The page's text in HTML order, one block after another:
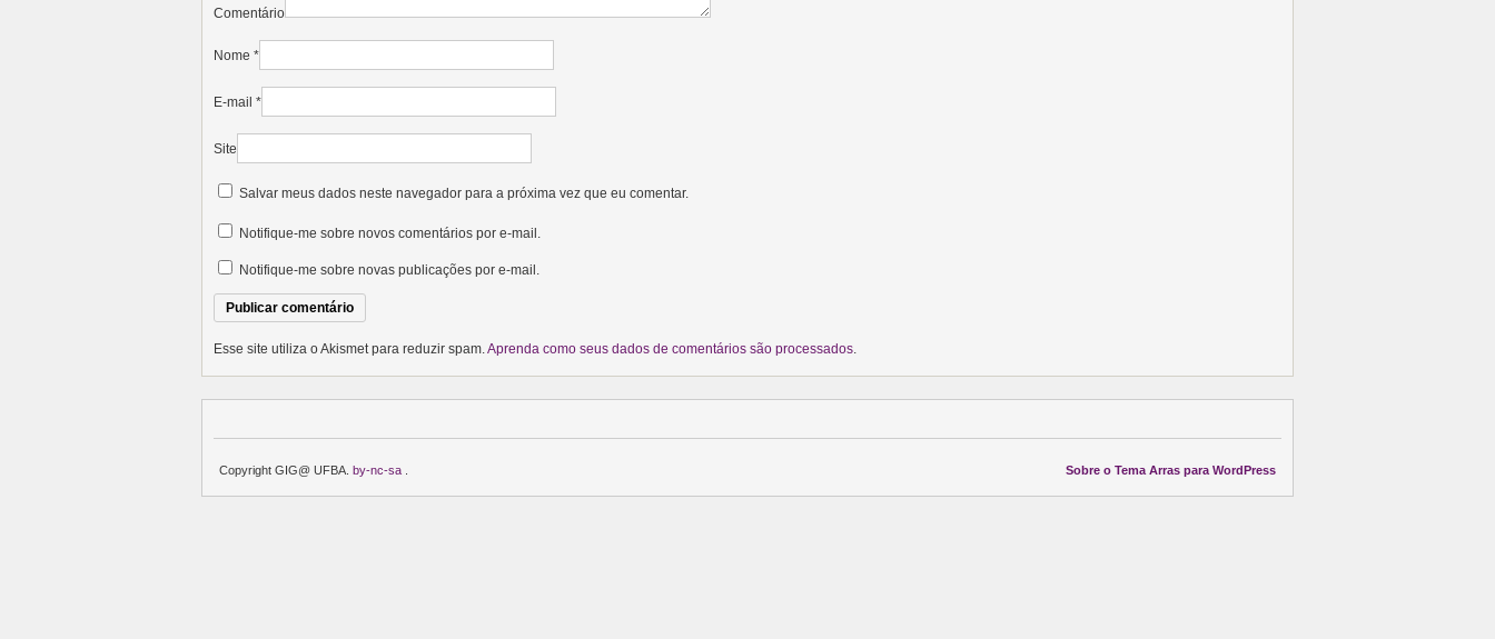
Comentário
Nome *
E-mail *
Site
Salvar meus dados neste navegador para a próxima vez que eu comentar.
Notifique-me sobre novos comentários por e-mail.
Notifique-me sobre novas publicações por e-mail.
Esse site utiliza o Akismet para reduzir spam. Aprenda como seus dados de comentários são processados
Sobre o Tema Arras para WordPress
Copyright GIG@ UFBA. by-nc-sa